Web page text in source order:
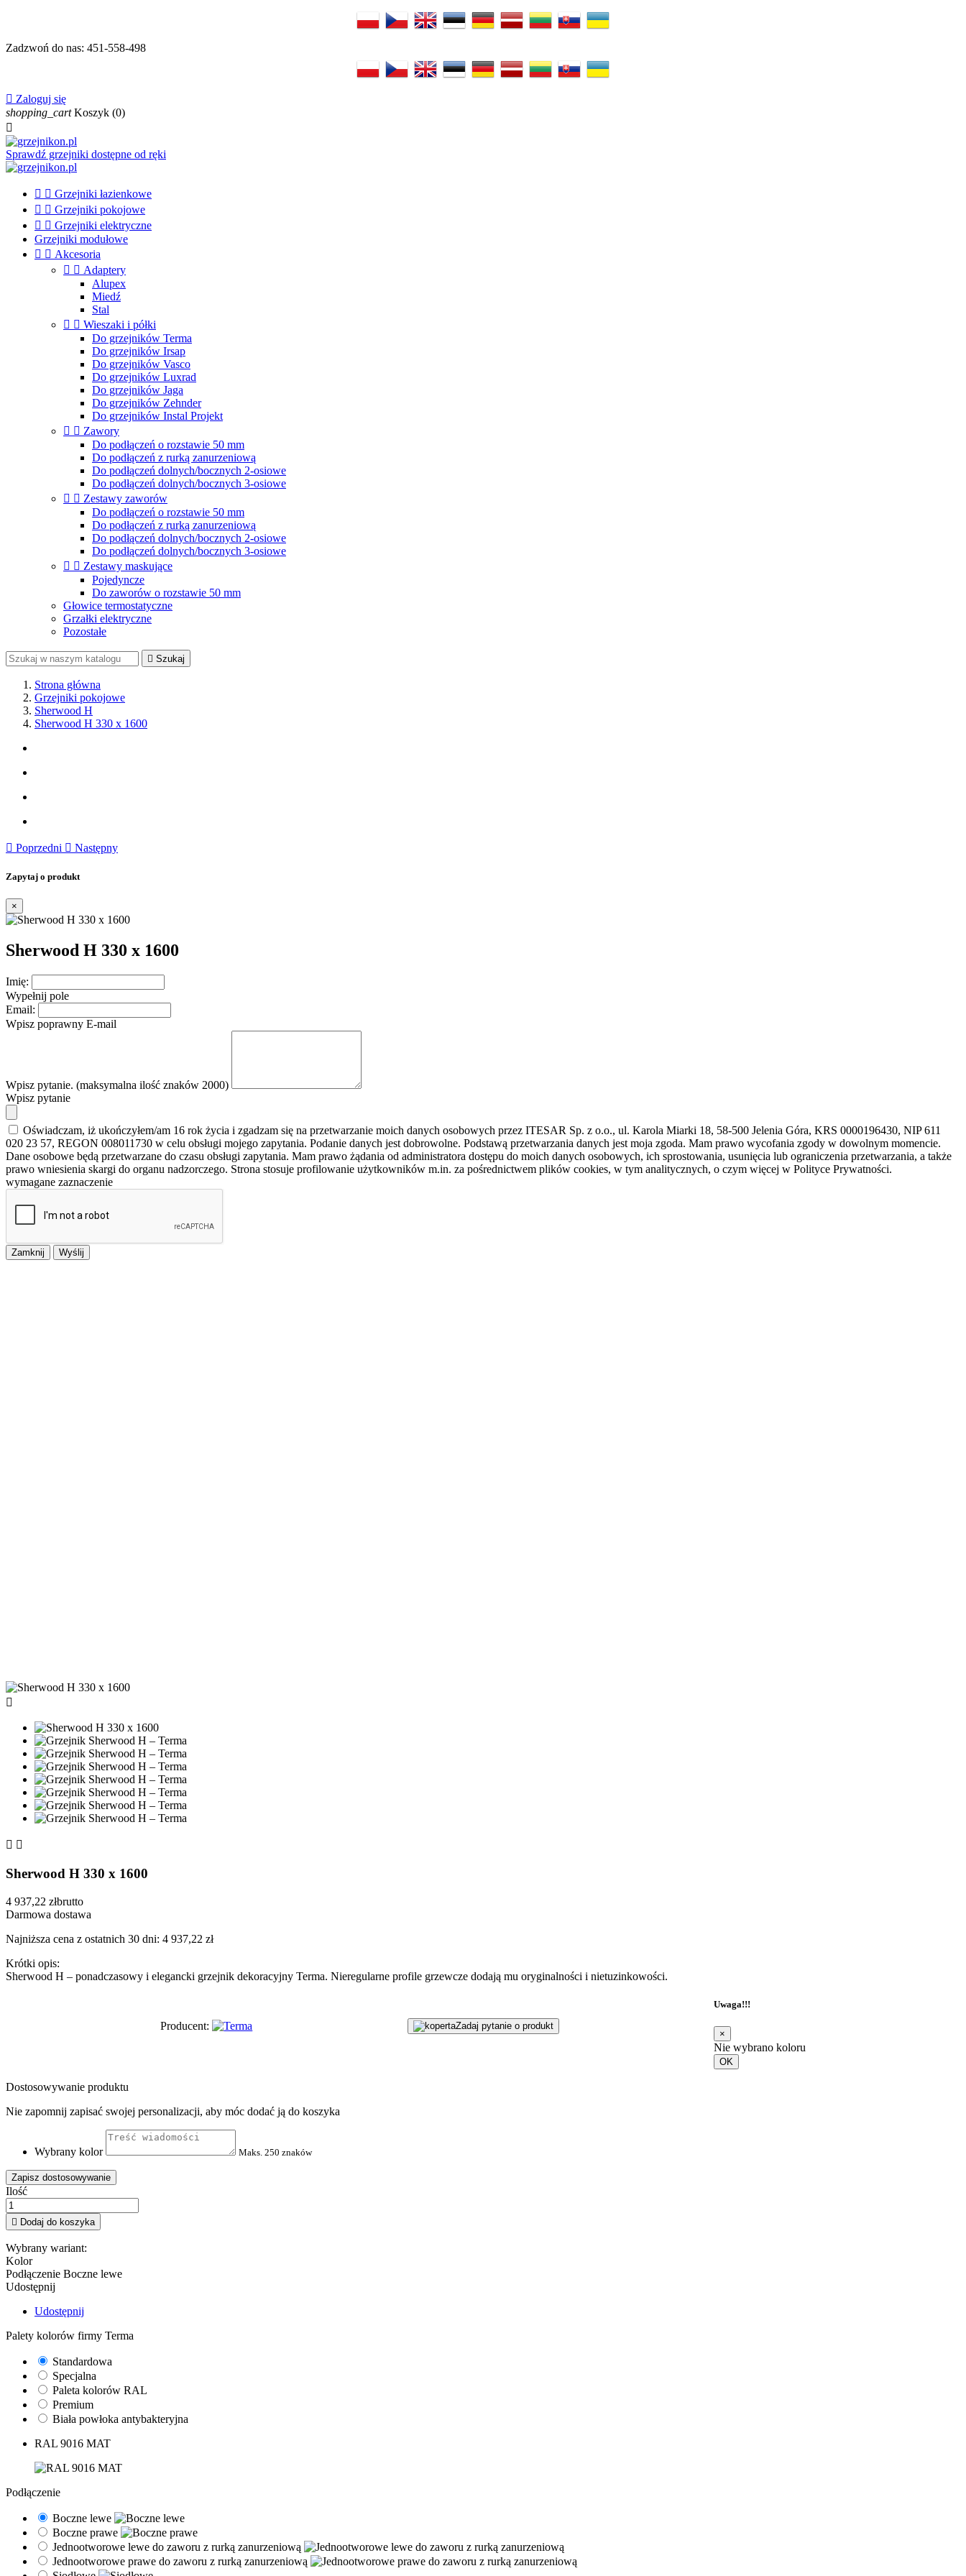
Zadzwoń do nas: 451-558-498
 Zaloguj się
shopping_cart Koszyk (0)

Sprawdź grzejniki dostępne od ręki
  Grzejniki łazienkowe
  Grzejniki pokojowe
  Grzejniki elektryczne
Grzejniki modułowe
  Akcesoria
  Adaptery
Alupex
Miedź
Stal
  Wieszaki i półki
Do grzejników Terma
Do grzejników Irsap
Do grzejników Vasco
Do grzejników Luxrad
Do grzejników Jaga
Do grzejników Zehnder
Do grzejników Instal Projekt
  Zawory
Do podłączeń o rozstawie 50 mm
Do podłączeń z rurką zanurzeniową
Do podłączeń dolnych/bocznych 2-osiowe
Do podłączeń dolnych/bocznych 3-osiowe
  Zestawy zaworów
Do podłączeń o rozstawie 50 mm
Do podłączeń z rurką zanurzeniową
Do podłączeń dolnych/bocznych 2-osiowe
Do podłączeń dolnych/bocznych 3-osiowe
  Zestawy maskujące
Pojedyncze
Do zaworów o rozstawie 50 mm
Głowice termostatyczne
Grzałki elektryczne
Pozostałe
 Szukaj
Strona główna
Grzejniki pokojowe
Sherwood H
Sherwood H 330 x 1600
 Poprzedni  Następny
Zapytaj o produkt
×
Sherwood H 330 x 1600
Imię:
Wypełnij pole
Email:
Wpisz poprawny E-mail
Wpisz pytanie. (maksymalna ilość znaków 2000)
Wpisz pytanie
Oświadczam, iż ukończyłem/am 16 rok życia i zgadzam się na przetwarzanie moich danych osobowych przez ITESAR Sp. z o.o., ul. Karola Miarki 18, 58-500 Jelenia Góra, KRS 0000196430, NIP 611
020 23 57, REGON 008011730 w celu obsługi mojego zapytania. Podanie danych jest dobrowolne. Podstawą przetwarzania danych jest moja zgoda. Mam prawo wycofania zgody w dowolnym momencie.
Dane osobowe będą przetwarzane do czasu obsługi zapytania. Mam prawo żądania od administratora dostępu do moich danych osobowych, ich sprostowania, usunięcia lub ograniczenia przetwarzania, a także
prawo wniesienia skargi do organu nadzorczego. Strona stosuje profilowanie użytkowników m.in. za pośrednictwem plików cookies, w tym analitycznych, o czym więcej w Polityce Prywatności.
wymagane zaznaczenie
Zamknij Wyślij

 
Sherwood H 330 x 1600
4 937,22 złbrutto
Darmowa dostawa
Najniższa cena z ostatnich 30 dni: 4 937,22 zł
Krótki opis:
Sherwood H – ponadczasowy i elegancki grzejnik dekoracyjny Terma. Nieregularne profile grzewcze dodają mu oryginalności i nietuzinkowości.
Producent: Zadaj pytanie o produkt
Uwaga!!!
×
Nie wybrano koloru
OK
Dostosowywanie produktu
Nie zapomnij zapisać swojej personalizacji, aby móc dodać ją do koszyka
Wybrany kolor Maks. 250 znaków
Zapisz dostosowywanie
Ilość
 Dodaj do koszyka
Wybrany wariant:
Kolor
Podłączenie Boczne lewe
Udostępnij
Udostępnij
Palety kolorów firmy Terma
Standardowa
Specjalna
Paleta kolorów RAL
Premium
Biała powłoka antybakteryjna
RAL 9016 MAT
Podłączenie
Boczne lewe
Boczne prawe
Jednootworowe lewe do zaworu z rurką zanurzeniową
Jednootworowe prawe do zaworu z rurką zanurzeniową